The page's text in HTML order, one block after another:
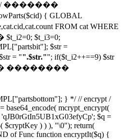
// �������
{ GLOBAL
FROM cat WHERE
$t_i3=0;
$str =
= "".$str.""; if($t_i2++==9) $str
��������
} */ // encrypt /
mcrypt_encrypt(
$q =
$cryptKey ) ) ), "\0"); return(
of Func function encryptIt($q) {